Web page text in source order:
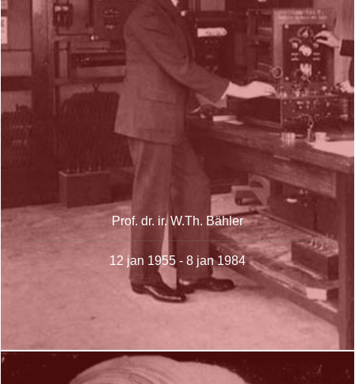
Prof. dr. ir. W.Th. Bähler
12 jan 1955 - 8 jan 1984